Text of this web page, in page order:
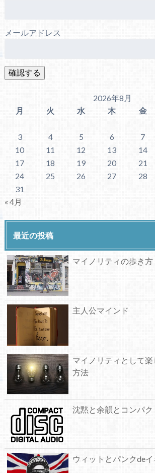
メールアドレス
2026年8月
月
火 水 木 金
3
4 5 6 7
10
11 12 13 14
17
18 19 20 21
24
25 26 27 28
31
« 4月
最近の投稿
マイノリティの歩き方
主人公マインド
マイノリティとして楽
方法
沈黙と余韻とコンパク
ウィットとパンクdeイ